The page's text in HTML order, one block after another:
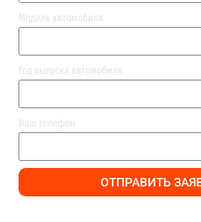
Модель автомобиля
Год выпуска автомобиля
Ваш телефон
ОТПРАВИТЬ